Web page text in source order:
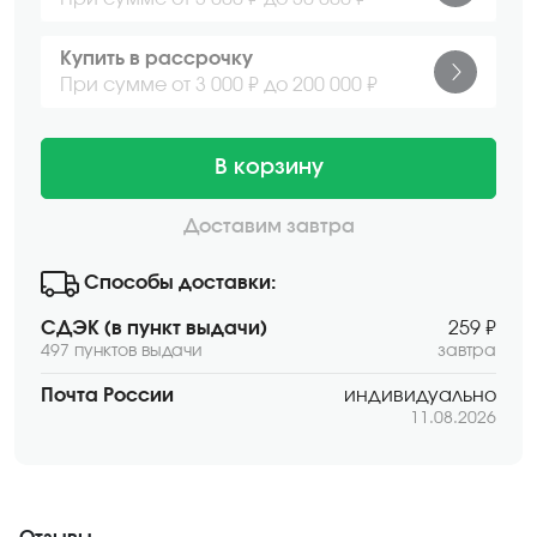
Купить в рассрочку
При сумме от 3 000 ₽ до 200 000 ₽
В корзину
Доставим завтра
Способы доставки:
СДЭК (в пункт выдачи)
497 пунктов выдачи
259 ₽
завтра
Почта России индивидуально
11.08.2026